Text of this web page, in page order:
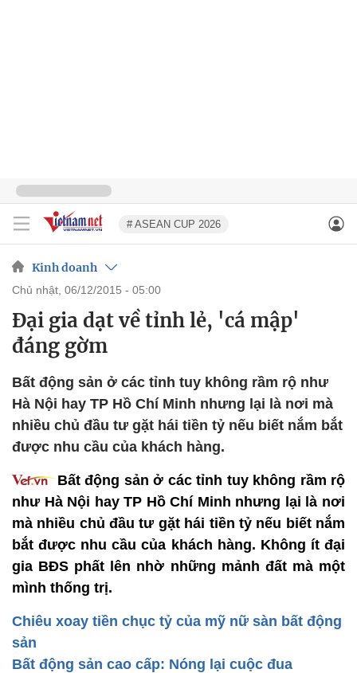
# ASEAN CUP 2026
Kinh doanh
chủ nhật, 06/12/2015 - 05:00
Đại gia dạt về tỉnh lẻ, 'cá mập'
đáng gờm
Bất động sản ở các tỉnh tuy không rầm rộ như
Hà Nội hay TP Hồ Chí Minh nhưng lại là nơi mà
nhiều chủ đầu tư gặt hái tiền tỷ nếu biết nắm bắt
được nhu cầu của khách hàng.
Bất động sản ở các tỉnh tuy không rầm rộ
như Hà Nội hay TP Hồ Chí Minh nhưng lại là nơi
mà nhiều chủ đầu tư gặt hái tiền tỷ nếu biết nắm
bắt được nhu cầu của khách hàng. Không ít đại
gia BĐS phất lên nhờ những mảnh đất mà một
mình thống trị.
Chiêu xoay tiền chục tỷ của mỹ nữ sàn bất động
sản
Bất động sản cao cấp: Nóng lại cuộc đua